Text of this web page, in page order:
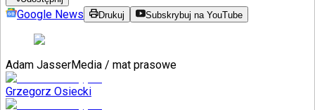
Google News Drukuj Subskrybuj na YouTube
Adam JasserMedia / mat prasowe
Grzegorz Osiecki